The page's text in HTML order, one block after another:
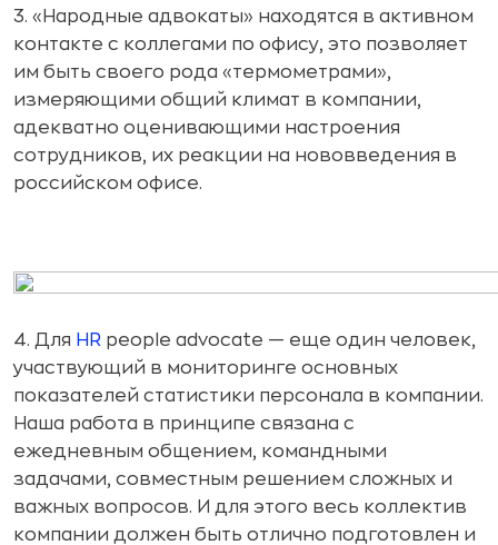
3. «Народные адвокаты» находятся в активном
контакте с коллегами по офису, это позволяет
им быть своего рода «термометрами»,
измеряющими общий климат в компании,
адекватно оценивающими настроения
сотрудников, их реакции на нововведения в
российском офисе.
4. Для HR people advocate — еще один человек,
участвующий в мониторинге основных
показателей статистики персонала в компании.
Наша работа в принципе связана с
ежедневным общением, командными
задачами, совместным решением сложных и
важных вопросов. И для этого весь коллектив
компании должен быть отлично подготовлен и